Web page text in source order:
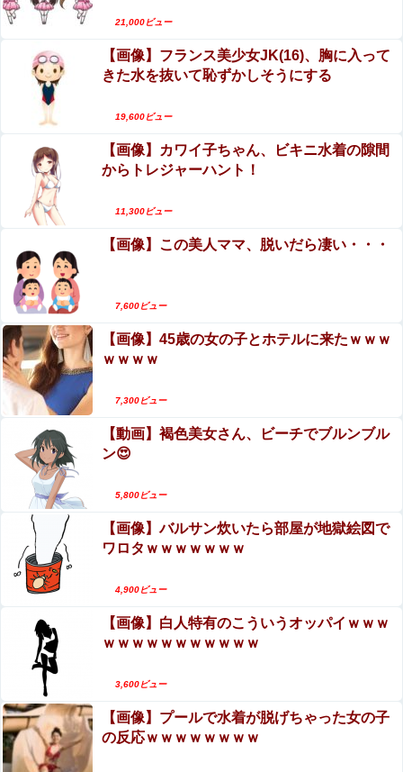
を公開、豊満な美バストを披露！
【愕然】 パチ屋で負けてる女に「1万でどやw」と言い続
けたらｗｗｗｗ
【画像】 JKさん、日本最大級の”水かけ祭り”フェスでお
っ〇ぱい丸見え！大量ぶっかけハプニングｗｗｗ
町の弁当屋「申し訳ないが消費税1%になったらその分商
品代を値上げするわ」
エース級の財務官僚が異例転出へ 官邸幹部「協力的でな
かったから」
【驚愕】SNSで異性とやりとり《不倫》になる？→既
婚男女の約7割がまさかの『こう』回答してしまうw w
w w w w w w
【画像】ボスJK、撮られるｗｗｗｗｗｗｗｗｗｗ
Powered by livedoor 相互RSS
溺れてしまう事故。
系女優、脱いだらおっぱい迫力が圧巻！
メが賢い。
【動画】高速道路を走行中の車からリアガラスが
飛んでくる事故(ﾟoﾟ)
海外「日本の住宅街にこんなレ●プ魔が潜んでると
21,000ビュー
【画像】フランス美少女JK(16)、胸に入って
きた水を抜いて恥ずかしそうにする
19,600ビュー
【画像】カワイ子ちゃん、ビキニ水着の隙間
からトレジャーハント！
11,300ビュー
【画像】この美人ママ、脱いだら凄い・・・
7,600ビュー
【画像】45歳の女の子とホテルに来たｗｗｗ
ｗｗｗｗ
7,300ビュー
【動画】褐色美女さん、ビーチでブルンブル
ン😍
5,800ビュー
【画像】バルサン炊いたら部屋が地獄絵図で
ワロタｗｗｗｗｗｗｗ
4,900ビュー
【画像】白人特有のこういうオッパイｗｗｗ
ｗｗｗｗｗｗｗｗｗｗｗ
3,600ビュー
【画像】プールで水着が脱げちゃった女の子
の反応ｗｗｗｗｗｗｗｗ